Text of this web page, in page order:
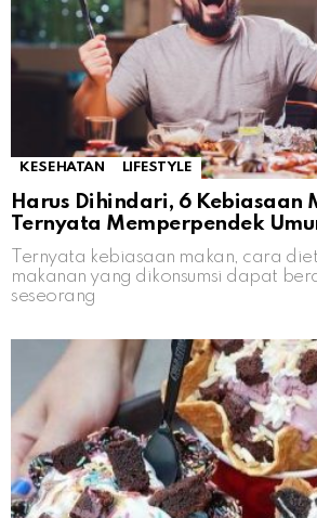
KESEHATAN LIFESTYLE
Harus Dihindari, 6 Kebiasaan
Ternyata Memperpendek
Ternyata kebiasaan makan, cara
makanan yang dikonsumsi dapat
seseorang